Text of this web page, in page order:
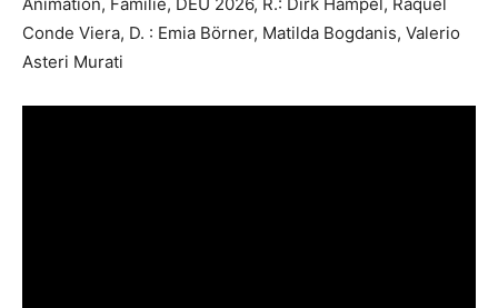
Conde Viera, D. : Emia Börner, Matilda Bogdanis, Valerio
Asteri Murati